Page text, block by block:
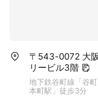
〒543-0072 大
リービル3階
地下鉄谷町線「谷
本町駅」徒歩3分